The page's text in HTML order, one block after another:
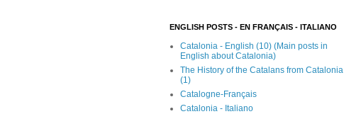
ENGLISH POSTS - EN FRANÇAIS - ITALIANO
Catalonia - English (10) (Main posts in
English about Catalonia)
The History of the Catalans from Catalonia
(1)
Catalogne-Français
Catalonia - Italiano